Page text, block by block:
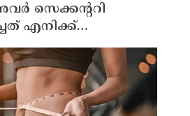
സെക്കന്ററി
എനിക്ക്
ആ പ്രൊജക്ടില്‍ നിന്ന്
ജൂഡ് ആന്റണി